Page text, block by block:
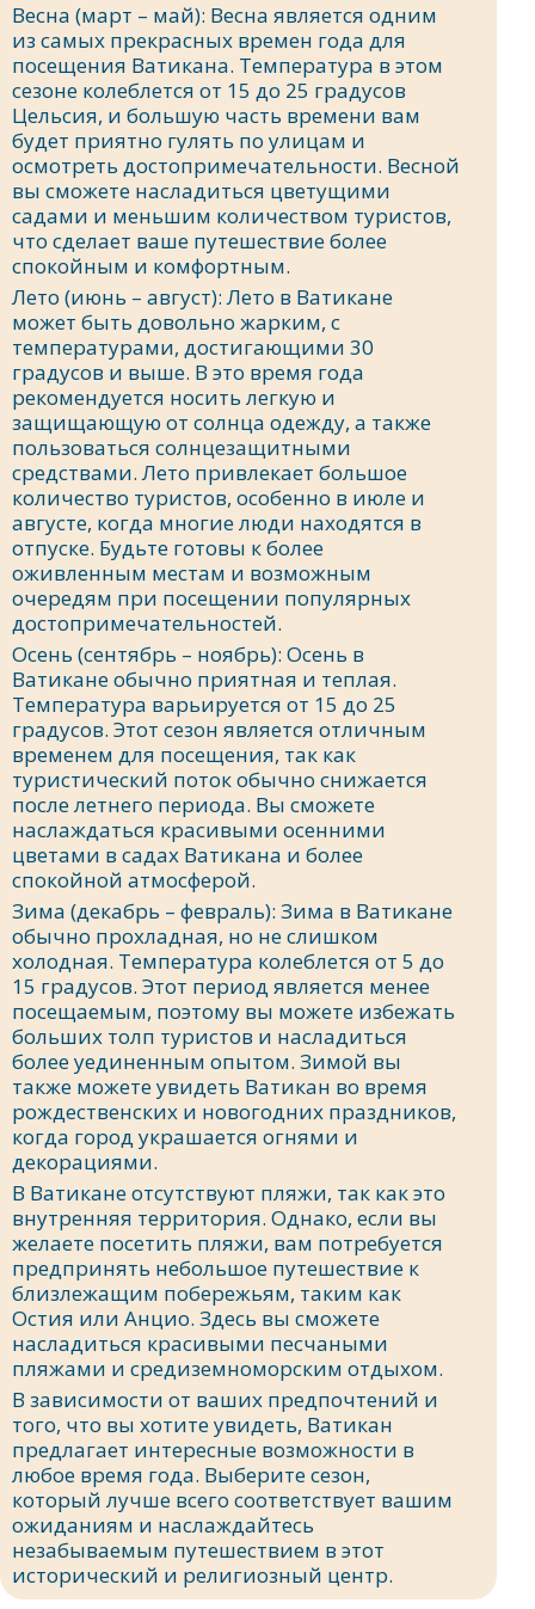
Весна (март – май): Весна является одним
из самых прекрасных времен года для
посещения Ватикана. Температура в этом
сезоне колеблется от 15 до 25 градусов
Цельсия, и большую часть времени вам
будет приятно гулять по улицам и
осмотреть достопримечательности. Весной
вы сможете насладиться цветущими
садами и меньшим количеством туристов,
что сделает ваше путешествие более
спокойным и комфортным.
Лето (июнь – август): Лето в Ватикане
может быть довольно жарким, с
температурами, достигающими 30
градусов и выше. В это время года
рекомендуется носить легкую и
защищающую от солнца одежду, а также
пользоваться солнцезащитными
средствами. Лето привлекает большое
количество туристов, особенно в июле и
августе, когда многие люди находятся в
отпуске. Будьте готовы к более
оживленным местам и возможным
очередям при посещении популярных
достопримечательностей.
Осень (сентябрь – ноябрь): Осень в
Ватикане обычно приятная и теплая.
Температура варьируется от 15 до 25
градусов. Этот сезон является отличным
временем для посещения, так как
туристический поток обычно снижается
после летнего периода. Вы сможете
наслаждаться красивыми осенними
цветами в садах Ватикана и более
спокойной атмосферой.
Зима (декабрь – февраль): Зима в Ватикане
обычно прохладная, но не слишком
холодная. Температура колеблется от 5 до
15 градусов. Этот период является менее
посещаемым, поэтому вы можете избежать
больших толп туристов и насладиться
более уединенным опытом. Зимой вы
также можете увидеть Ватикан во время
рождественских и новогодних праздников,
когда город украшается огнями и
декорациями.
В Ватикане отсутствуют пляжи, так как это
внутренняя территория. Однако, если вы
желаете посетить пляжи, вам потребуется
предпринять небольшое путешествие к
близлежащим побережьям, таким как
Остия или Анцио. Здесь вы сможете
насладиться красивыми песчаными
пляжами и средиземноморским отдыхом.
В зависимости от ваших предпочтений и
того, что вы хотите увидеть, Ватикан
предлагает интересные возможности в
любое время года. Выберите сезон,
который лучше всего соответствует вашим
ожиданиям и наслаждайтесь
незабываемым путешествием в этот
исторический и религиозный центр.